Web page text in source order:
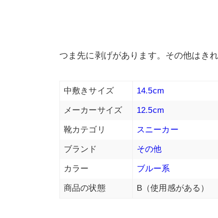
つま先に剥げがあります。その他はきれ
中敷きサイズ 14.5cm
メーカーサイズ 12.5cm
靴カテゴリ スニーカー
ブランド その他
カラー ブルー系
商品の状態 B（使用感がある）